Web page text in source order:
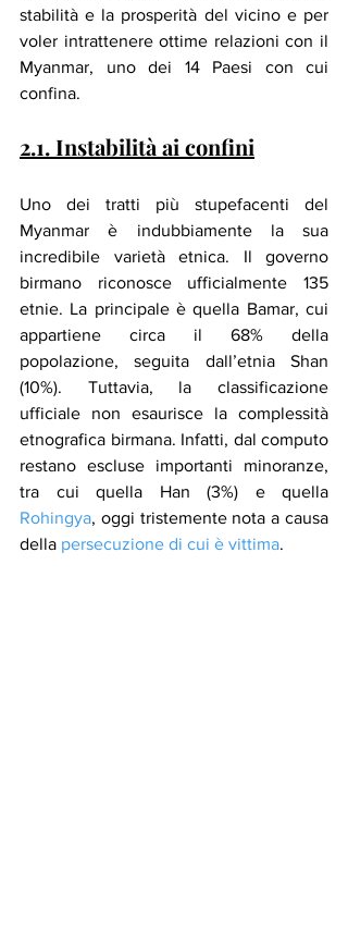
stabilità e la prosperità del vicino e per
voler intrattenere ottime relazioni con il
Myanmar, uno dei 14 Paesi con cui
confina.
2.1. Instabilità ai confini
Uno dei tratti più stupefacenti del
Myanmar è indubbiamente la sua
incredibile varietà etnica. Il governo
birmano riconosce ufficialmente 135
etnie. La principale è quella Bamar, cui
appartiene circa il 68% della
popolazione, seguita dall’etnia Shan
(10%). Tuttavia, la classificazione
ufficiale non esaurisce la complessità
etnografica birmana. Infatti, dal computo
restano escluse importanti minoranze,
Rohingya, oggi tristemente nota a causa
della persecuzione di cui è vittima.